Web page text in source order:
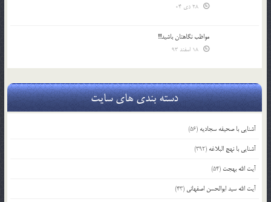
مواظب نگاهتان باشید!!!
دسته بندی های سایت
آشنایی با صحیفه سجادیه (56)
آشنایی با نهج البلاغه (392)
آیت الله بهجت (54)
آیت الله سید ابوالحسن اصفهانی (43)